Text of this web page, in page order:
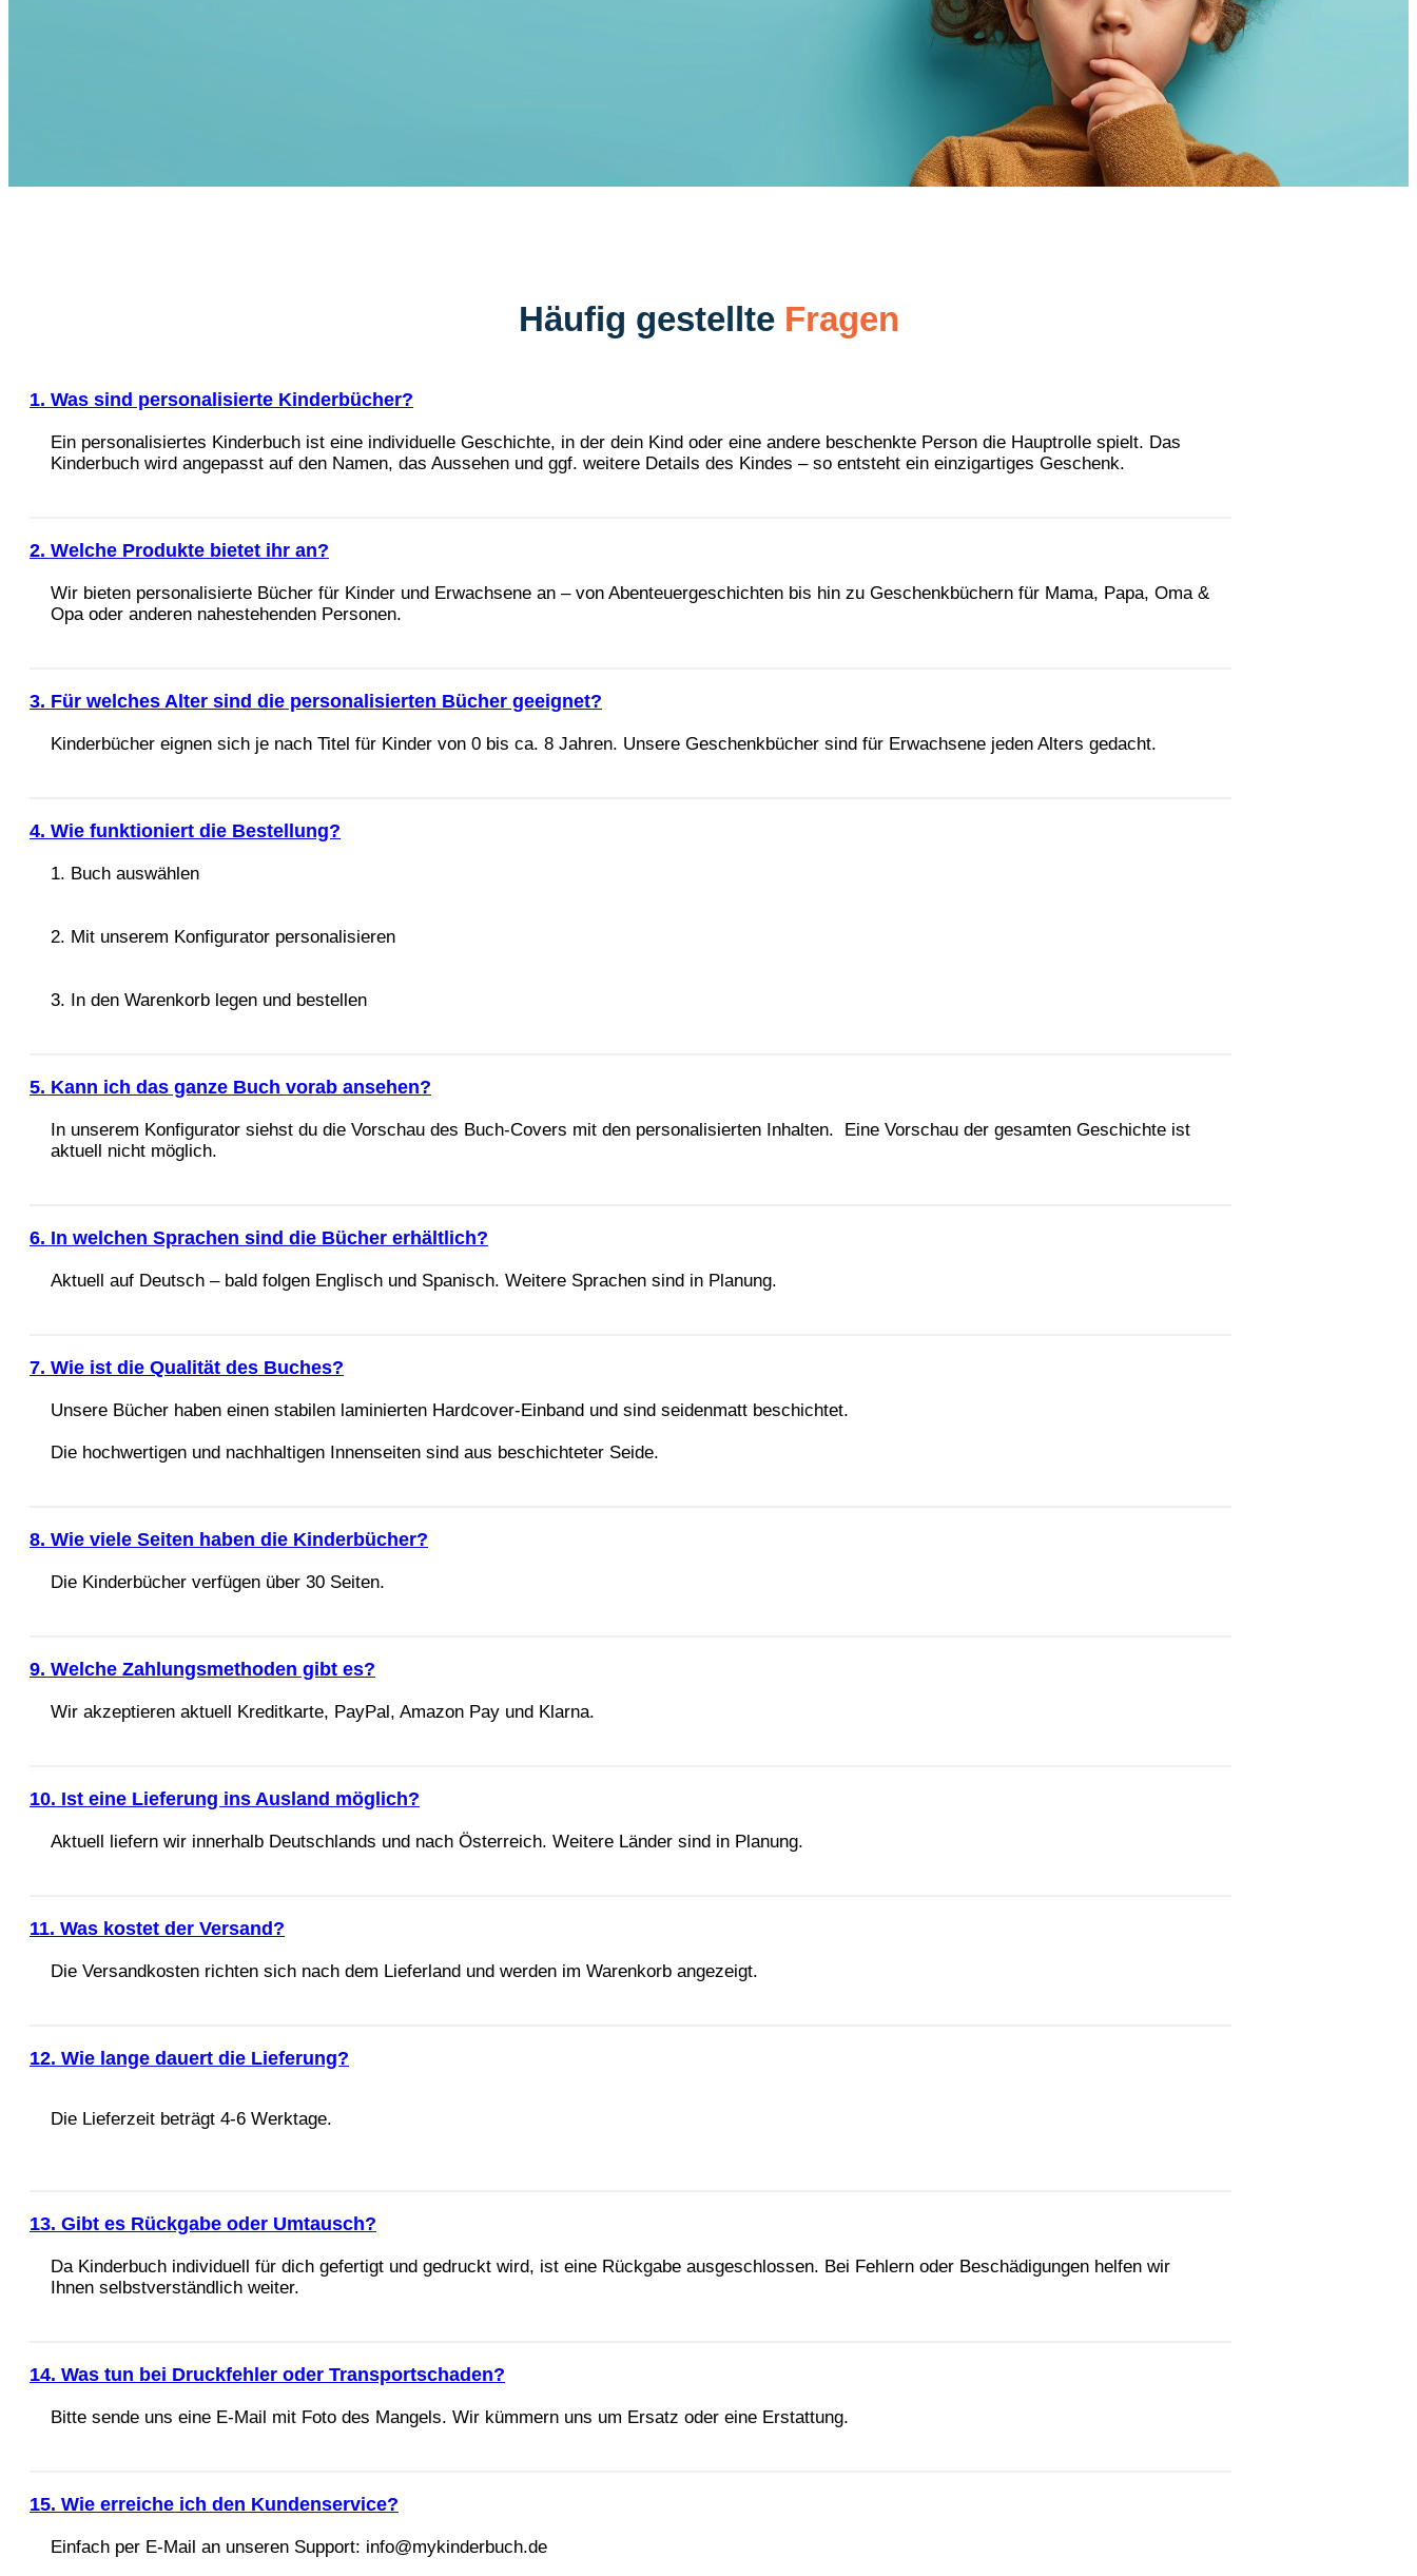
Häufig gestellte Fragen
1. Was sind personalisierte Kinderbücher?
Ein personalisiertes Kinderbuch ist eine individuelle Geschichte, in der dein Kind oder eine andere beschenkte Person die Hauptrolle spielt. Das
Kinderbuch wird angepasst auf den Namen, das Aussehen und ggf. weitere Details des Kindes – so entsteht ein einzigartiges Geschenk.
2. Welche Produkte bietet ihr an?
Wir bieten personalisierte Bücher für Kinder und Erwachsene an – von Abenteuergeschichten bis hin zu Geschenkbüchern für Mama, Papa, Oma &
Opa oder anderen nahestehenden Personen.
3. Für welches Alter sind die personalisierten Bücher geeignet?
Kinderbücher eignen sich je nach Titel für Kinder von 0 bis ca. 8 Jahren. Unsere Geschenkbücher sind für Erwachsene jeden Alters gedacht.
4. Wie funktioniert die Bestellung?
1. Buch auswählen
2. Mit unserem Konfigurator personalisieren
3. In den Warenkorb legen und bestellen
5. Kann ich das ganze Buch vorab ansehen?
In unserem Konfigurator siehst du die Vorschau des Buch-Covers mit den personalisierten Inhalten. Eine Vorschau der gesamten Geschichte ist
aktuell nicht möglich.
6. In welchen Sprachen sind die Bücher erhältlich?
Aktuell auf Deutsch – bald folgen Englisch und Spanisch. Weitere Sprachen sind in Planung.
7. Wie ist die Qualität des Buches?
Unsere Bücher haben einen stabilen laminierten Hardcover-Einband und sind seidenmatt beschichtet.
Die hochwertigen und nachhaltigen Innenseiten sind aus beschichteter Seide.
8. Wie viele Seiten haben die Kinderbücher?
Die Kinderbücher verfügen über 30 Seiten.
9. Welche Zahlungsmethoden gibt es?
Wir akzeptieren aktuell Kreditkarte, PayPal, Amazon Pay und Klarna.
10. Ist eine Lieferung ins Ausland möglich?
Aktuell liefern wir innerhalb Deutschlands und nach Österreich. Weitere Länder sind in Planung.
11. Was kostet der Versand?
Die Versandkosten richten sich nach dem Lieferland und werden im Warenkorb angezeigt.
12. Wie lange dauert die Lieferung?
Die Lieferzeit beträgt 4-6 Werktage.
13. Gibt es Rückgabe oder Umtausch?
Da Kinderbuch individuell für dich gefertigt und gedruckt wird, ist eine Rückgabe ausgeschlossen. Bei Fehlern oder Beschädigungen helfen wir
Ihnen selbstverständlich weiter.
14. Was tun bei Druckfehler oder Transportschaden?
Bitte sende uns eine E-Mail mit Foto des Mangels. Wir kümmern uns um Ersatz oder eine Erstattung.
15. Wie erreiche ich den Kundenservice?
Einfach per E-Mail an unseren Support: info@mykinderbuch.de